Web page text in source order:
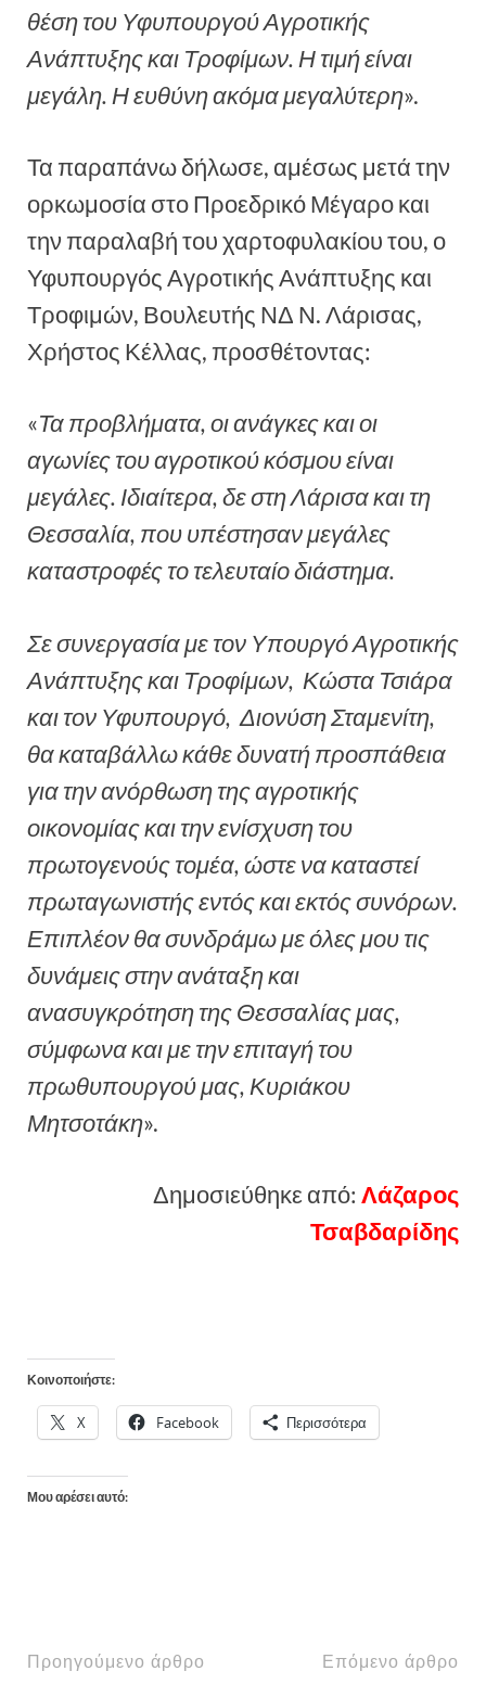
θέση του Υφυπουργού Αγροτικής
Ανάπτυξης και Τροφίμων. Η τιμή είναι
μεγάλη. Η ευθύνη ακόμα μεγαλύτερη».
Τα παραπάνω δήλωσε, αμέσως μετά την
ορκωμοσία στο Προεδρικό Μέγαρο και
την παραλαβή του χαρτοφυλακίου του, ο
Υφυπουργός Αγροτικής Ανάπτυξης και
Τροφιμών, Βουλευτής ΝΔ Ν. Λάρισας,
Χρήστος Κέλλας, προσθέτοντας:
«Τα προβλήματα, οι ανάγκες και οι
αγωνίες του αγροτικού κόσμου είναι
μεγάλες. Ιδιαίτερα, δε στη Λάρισα και τη
Θεσσαλία, που υπέστησαν μεγάλες
καταστροφές το τελευταίο διάστημα.
Σε συνεργασία με τον Υπουργό Αγροτικής
Ανάπτυξης και Τροφίμων, Κώστα Τσιάρα
και τον Υφυπουργό, Διονύση Σταμενίτη,
θα καταβάλλω κάθε δυνατή προσπάθεια
για την ανόρθωση της αγροτικής
οικονομίας και την ενίσχυση του
πρωτογενούς τομέα, ώστε να καταστεί
πρωταγωνιστής εντός και εκτός συνόρων.
Επιπλέον θα συνδράμω με όλες μου τις
δυνάμεις στην ανάταξη και
ανασυγκρότηση της Θεσσαλίας μας,
σύμφωνα και με την επιταγή του
πρωθυπουργού μας, Κυριάκου
Μητσοτάκη».
Δημοσιεύθηκε από: Λάζαρος
Τσαβδαρίδης
Κοινοποιήστε:
X Facebook Περισσότερα
Μου αρέσει αυτό:
Προηγούμενο άρθρο Επόμενο άρθρο